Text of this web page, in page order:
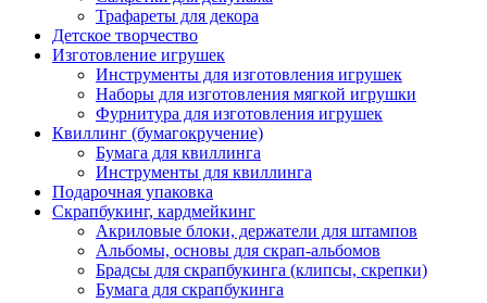
Трафареты для декора
Детское творчество
Изготовление игрушек
Инструменты для изготовления игрушек
Наборы для изготовления мягкой игрушки
Фурнитура для изготовления игрушек
Квиллинг (бумагокручение)
Бумага для квиллинга
Инструменты для квиллинга
Подарочная упаковка
Скрапбукинг, кардмейкинг
Акриловые блоки, держатели для штампов
Альбомы, основы для скрап-альбомов
Брадсы для скрапбукинга (клипсы, скрепки)
Бумага для скрапбукинга